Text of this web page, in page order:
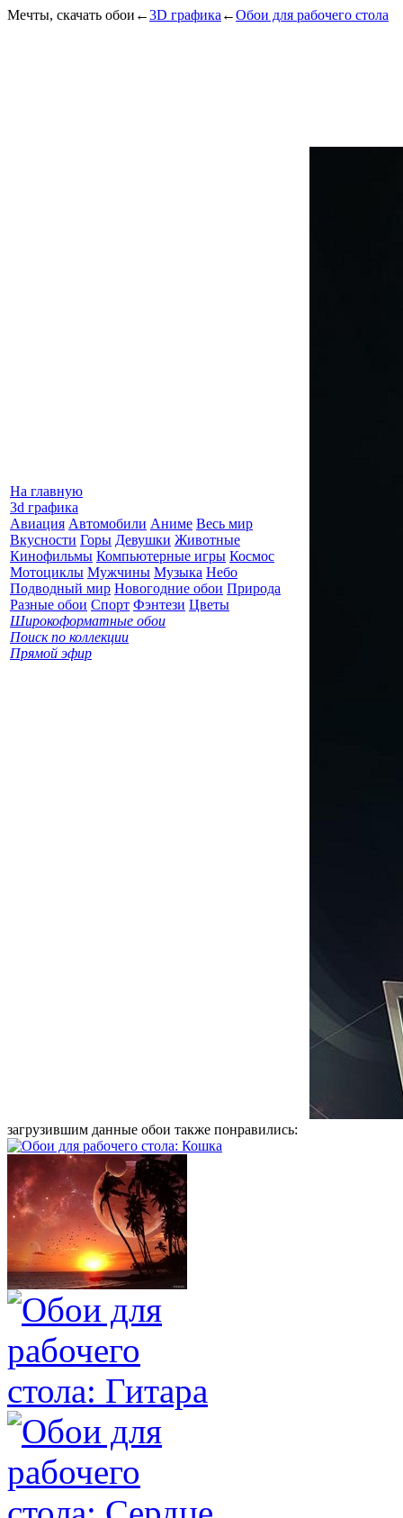
Мечты, скачать обои ←3D графика ←Обои для рабочего стола
На главную
3d графика
Авиация Автомобили Аниме Весь мир
Вкусности Горы Девушки Животные
Кинофильмы Компьютерные игры Космос
Мотоциклы Мужчины Музыка Небо
Подводный мир Новогодние обои Природа
Разные обои Спорт Фэнтези Цветы
Широкоформатные обои
Поиск по коллекции
Прямой эфир
загрузившим данные обои также понравились: